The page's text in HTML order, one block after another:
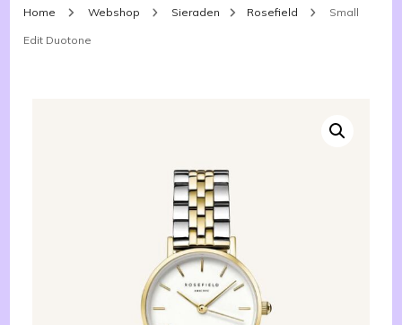
Home Webshop Sieraden Rosefield Small
Edit Duotone